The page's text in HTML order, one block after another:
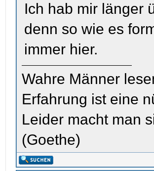
Ich hab mir länger
denn so wie es
immer hier.
Wahre Männer
Erfahrung ist eine
Leider macht man
(Goethe)